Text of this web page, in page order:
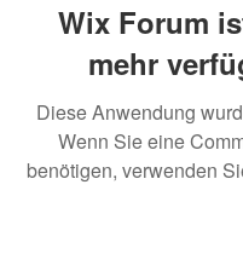
Wix Forum
mehr
Diese Anwendung
Wenn Sie eine
benötigen, verwenden